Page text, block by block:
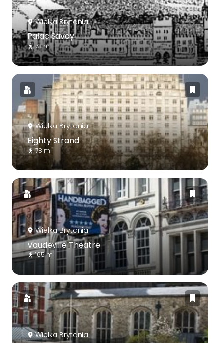
Wielka Brytania
Pałac Savoy
73 m
Wielka Brytania
Eighty Strand
78 m
Wielka Brytania
Vaudeville Theatre
165 m
Wielka Brytania